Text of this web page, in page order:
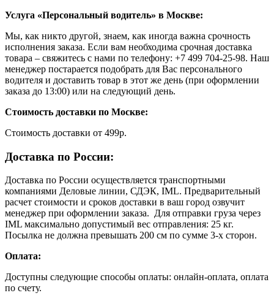
Услуга «Персональный водитель» в Москве:
Мы, как никто другой, знаем, как иногда важна срочность
исполнения заказа. Если вам необходима срочная доставка
товара – свяжитесь с нами по телефону: +7 499 704-25-98. Наш
менеджер постарается подобрать для Вас персонального
водителя и доставить товар в этот же день (при оформлении
заказа до 13:00) или на следующий день.
Стоимость доставки по Москве:
Cтоимость доставки от 499р.
Доставка по России:
Доставка по России осуществляется транспортными
компаниями Деловые линии, СДЭК, IML. Предварительный
расчет стоимости и сроков доставки в ваш город озвучит
менеджер при оформлении заказа. Для отправки груза через
IML максимально допустимый вес отправления: 25 кг.
Посылка не должна превышать 200 см по сумме 3-х сторон.
Оплата:
Доступны следующие способы оплаты: онлайн-оплата, оплата
по счету.